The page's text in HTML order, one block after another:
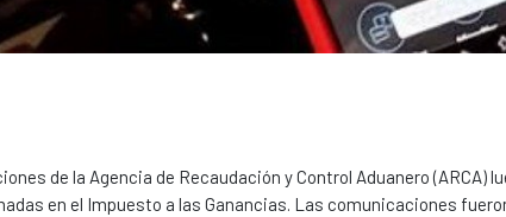
de la Agencia de Recaudación y Control Aduanero (ARCA)
en el Impuesto a las Ganancias. Las comunicaciones